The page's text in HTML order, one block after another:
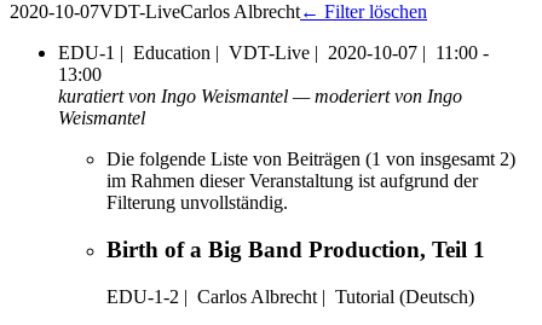
2020-10-07VDT-LiveCarlos Albrecht← Filter löschen
EDU-1 | Education | VDT-Live | 2020-10-07 | 11:00 -
13:00
kuratiert von Ingo Weismantel — moderiert von Ingo
Weismantel
Die folgende Liste von Beiträgen (1 von insgesamt 2)
im Rahmen dieser Veranstaltung ist aufgrund der
Filterung unvollständig.
Birth of a Big Band Production, Teil 1
EDU-1-2 | Carlos Albrecht | Tutorial (Deutsch)